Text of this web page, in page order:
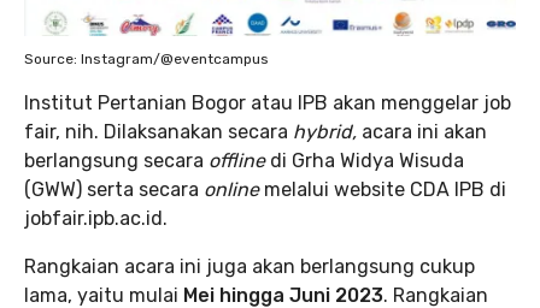
Source: Instagram/@eventcampus
Institut Pertanian Bogor atau IPB akan menggelar job
fair, nih. Dilaksanakan secara hybrid, acara ini akan
berlangsung secara offline di Grha Widya Wisuda
(GWW) serta secara online melalui website CDA IPB di
jobfair.ipb.ac.id.
Rangkaian acara ini juga akan berlangsung cukup
lama, yaitu mulai Mei hingga Juni 2023. Rangkaian